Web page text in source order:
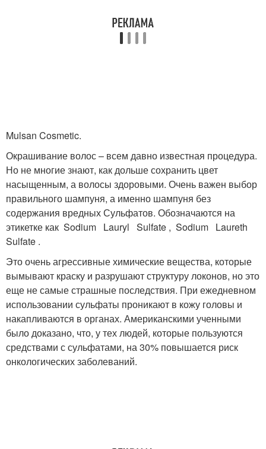
Mulsan Cosmetic.
Окрашивание волос – всем давно известная процедура.
Но не многие знают, как дольше сохранить цвет
насыщенным, а волосы здоровыми. Очень важен выбор
правильного шампуня, а именно шампуня без
содержания вредных Сульфатов. Обозначаются на
этикетке как Sodium Lauryl Sulfate , Sodium Laureth
Sulfate .
Это очень агрессивные химические вещества, которые
вымывают краску и разрушают структуру локонов, но это
еще не самые страшные последствия. При ежедневном
использовании сульфаты проникают в кожу головы и
накапливаются в органах. Американскими ученными
было доказано, что, у тех людей, которые пользуются
средствами с сульфатами, на 30% повышается риск
онкологических заболеваний.